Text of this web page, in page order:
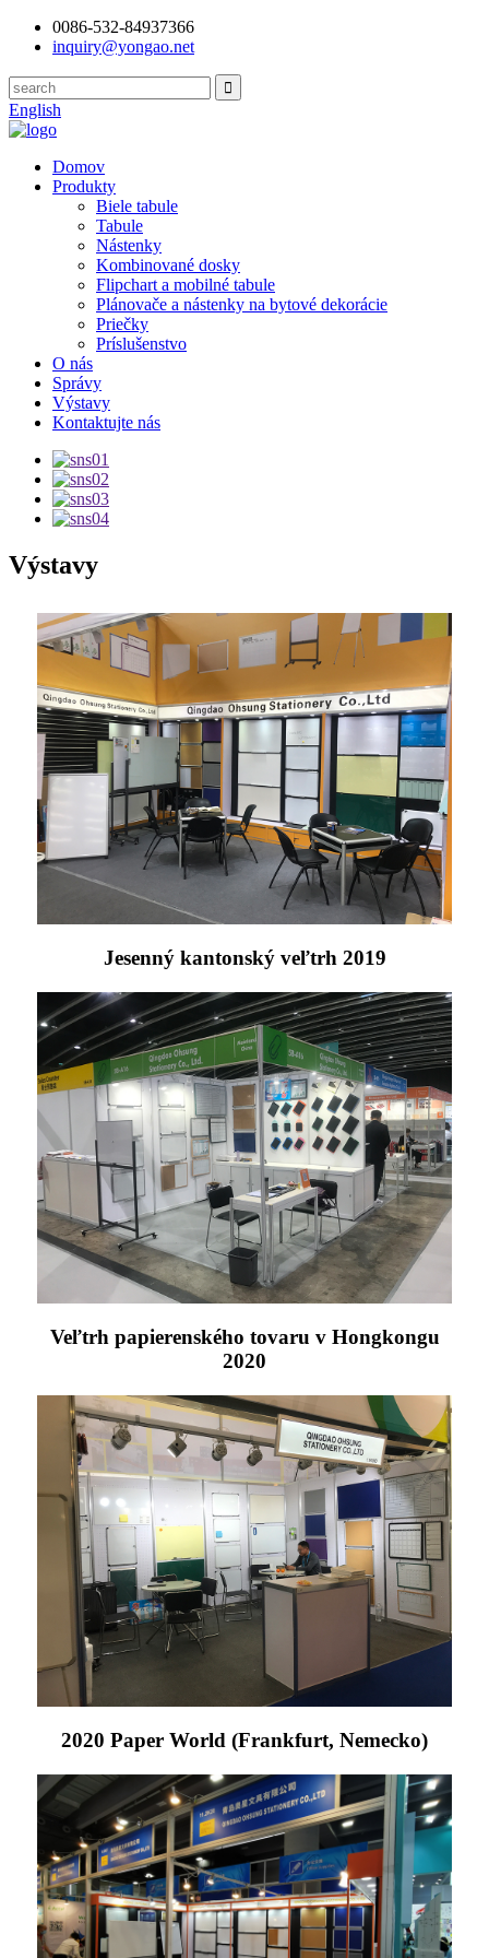
0086-532-84937366
inquiry@yongao.net
English
Domov
Produkty
Biele tabule
Tabule
Nástenky
Kombinované dosky
Flipchart a mobilné tabule
Plánovače a nástenky na bytové dekorácie
Priečky
Príslušenstvo
O nás
Správy
Výstavy
Kontaktujte nás
Výstavy
Jesenný kantonský veľtrh 2019
Veľtrh papierenského tovaru v Hongkongu
2020
2020 Paper World (Frankfurt, Nemecko)